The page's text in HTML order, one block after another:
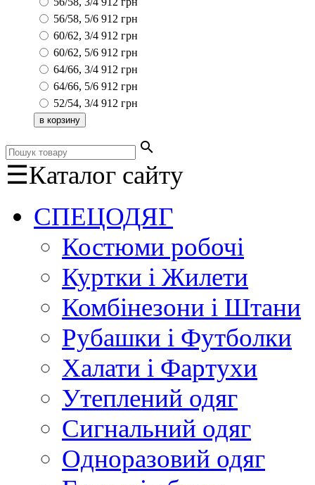
56/58, 5/6 912 грн
60/62, 3/4 912 грн
60/62, 5/6 912 грн
64/66, 3/4 912 грн
64/66, 5/6 912 грн
52/54, 3/4 912 грн
search
☰Каталог сайту
СПЕЦОДЯГ
Костюми робочі
Куртки і Жилети
Комбінезони і Штани
Рубашки і Футболки
Халати і Фартухи
Утеплений одяг
Сигнальний одяг
Одноразовий одяг